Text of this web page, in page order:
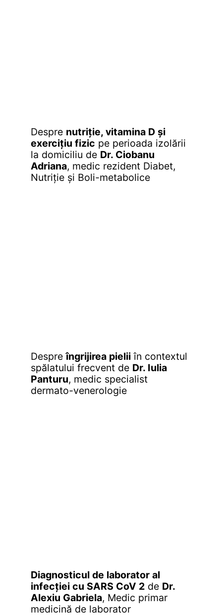
Despre nutriție, vitamina D și
exercițiu fizic pe perioada izolării
la domiciliu de Dr. Ciobanu
Adriana, medic rezident Diabet,
Nutriție și Boli-metabolice
Despreîngrijirea pieliiîn contextul
spălatului frecventde Dr. Iulia
Panturu, medic specialist
dermato-venerologie
Diagnosticul de laborator al
infecției cu SARS CoV 2de Dr.
Alexiu Gabriela, Medic primar
medicină de laborator